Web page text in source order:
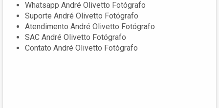
Whatsapp André Olivetto Fotógrafo
Suporte André Olivetto Fotógrafo
Atendimento André Olivetto Fotógrafo
SAC André Olivetto Fotógrafo
Contato André Olivetto Fotógrafo